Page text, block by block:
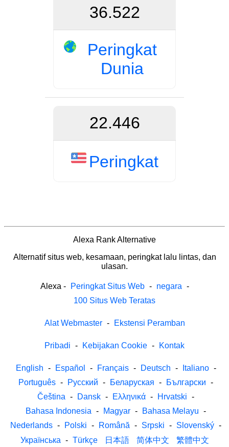
36.522
Peringkat
Dunia
22.446
Peringkat
Alexa Rank Alternative
Alternatif situs web, kesamaan, peringkat lalu lintas, dan
ulasan.
Alexa - Peringkat Situs Web - negara -
100 Situs Web Teratas
Alat Webmaster - Ekstensi Peramban
Pribadi - Kebijakan Cookie - Kontak
English - Español - Français - Deutsch - Italiano -
Português - Русский - Беларуская - Български -
Čeština - Dansk - Ελληνικά - Hrvatski -
Bahasa Indonesia - Magyar - Bahasa Melayu -
Nederlands - Polski - Română - Srpski - Slovenský -
Українська - Türkçe 日本語 简体中文 繁體中文